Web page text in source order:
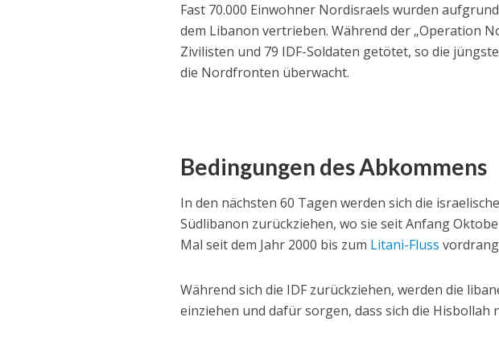
Fast 70.000 Einwohner Nordisraels wurden
dem Libanon vertrieben. Während der „Operation
Zivilisten und 79 IDF-Soldaten getötet, so die
die Nordfronten überwacht.
Bedingungen des Abkommens
In den nächsten 60 Tagen werden sich die
Südlibanon zurückziehen, wo sie seit Anfang
Mal seit dem Jahr 2000 bis zum Litani-Fluss
Während sich die IDF zurückziehen, werden die
einziehen und dafür sorgen, dass sich die Hisbollah